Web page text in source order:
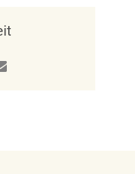
teilen
E-Mail teilen